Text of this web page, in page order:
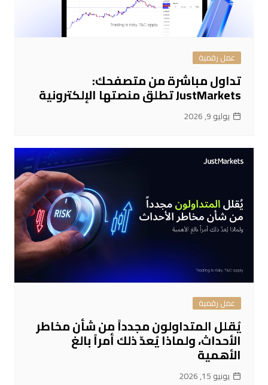
عمل رقمية
تداول مباشرة من متصفحك:
JustMarkets تطلق منصتها الإلكترونية
يوليو 9, 2026
عمل رقمية
يُقلل المتداولون مجدداً من شأن مخاطر
الأحداث، ولماذا يُعدّ ذلك أمراً بالغ
الأهمية
يونيو 15, 2026